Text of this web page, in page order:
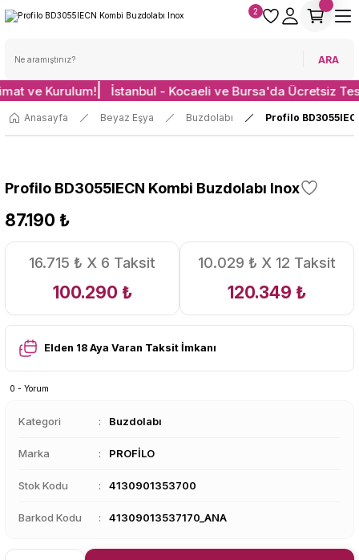
ARA
2
ve Kurulum! İstanbul - Kocaeli ve Bursa'da Ücretsiz
Anasayfa Beyaz Eşya Buzdolabı Profilo
Profilo BD3055IECN Kombi Buzdolabı Inox
87.190 ₺
16.715 ₺ X 6 Taksit
100.290 ₺
10.029 ₺ X 12 Taksit
120.349 ₺
Elden 18 Aya Varan Taksit İmkanı
0 - Yorum
Kategori Buzdolabı
Marka PROFİLO
Stok Kodu 4130901353700
Barkod Kodu 41309013537170_ANA